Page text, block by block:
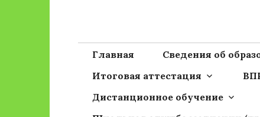
Сайт ГБОУ
Главная Сведения об
Итоговая аттестация
Дистанционное обучение